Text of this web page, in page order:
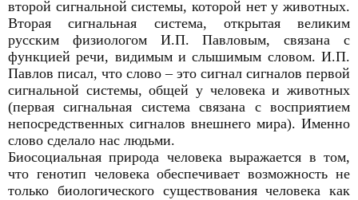
второй сигнальной системы, которой нет у животных.
Вторая сигнальная система, открытая великим
русским физиологом И.П. Павловым, связана с
функцией речи, видимым и слышимым словом. И.П.
Павлов писал, что слово – это сигнал сигналов первой
сигнальной системы, общей у человека и животных
(первая сигнальная система связана с восприятием
непосредственных сигналов внешнего мира). Именно
слово сделало нас людьми.
Биосоциальная природа человека выражается в том,
что генотип человека обеспечивает возможность не
только биологического существования человека как